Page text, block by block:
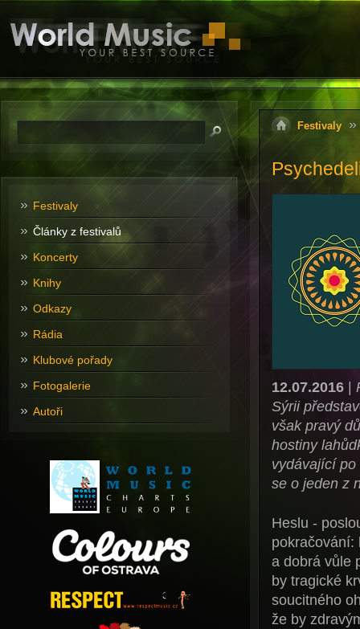
Festivaly
12.07.2016|
Sýrii
však pravý
hostiny
vydávající
se o jeden z
Heslu -
pokračování:
a dobrá vůle
by tragické
soucitného
že by
Festivaly
Články z festivalů
Koncerty
Knihy
Odkazy
Rádia
Klubové pořady
Fotogalerie
Autoři